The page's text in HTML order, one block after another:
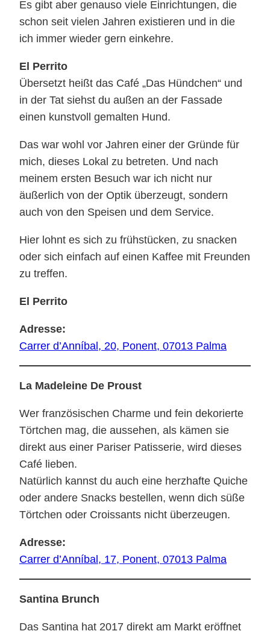
Es gibt aber genauso viele Einrichtungen, die
schon seit vielen Jahren existieren und in die
ich immer wieder gern einkehre.
El Perrito
Übersetzt heißt das Café „Das Hündchen“ und
in der Tat siehst du außen an der Fassade
einen kunstvoll gemalten Hund.
Das war wohl vor Jahren einer der Gründe für
mich, dieses Lokal zu betreten. Und nach
meinem ersten Besuch war ich nicht nur
äußerlich von der Optik überzeugt, sondern
auch von den Speisen und dem Service.
Hier lohnt es sich zu frühstücken, zu snacken
oder sich einfach auf einen Kaffee mit Freunden
zu treffen.
El Perrito
Adresse:
Carrer d’Anníbal, 20, Ponent, 07013 Palma
La Madeleine De Proust
Wer französischen Charme und fein dekorierte
Törtchen mag, die aussehen, als kämen sie
direkt aus einer Pariser Patisserie, wird dieses
Café lieben.
Natürlich kannst du auch eine herzhafte Quiche
oder andere Snacks bestellen, wenn dich süße
Törtchen oder Croissants nicht überzeugen.
Adresse:
Carrer d’Anníbal, 17, Ponent, 07013 Palma
Santina Brunch
Das Santina hat 2017 direkt am Markt eröffnet